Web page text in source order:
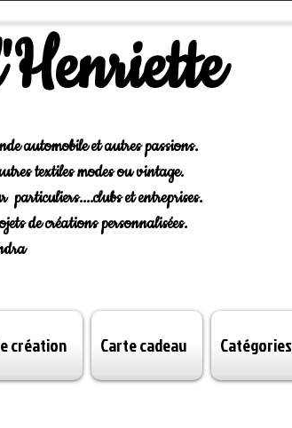
automobile et autres passions.
textiles modes ou vintage.
particuliers....clubs et entreprises.
de créations personnalisées.
création Carte cadeau Catégories